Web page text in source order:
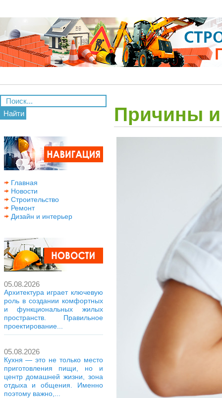
Найти
Главная
Новости
Строительство
Ремонт
Дизайн и интерьер
05.08.2026
Архитектура играет ключевую
роль в создании комфортных
и функциональных жилых
пространств. Правильное
проектирование...
05.08.2026
Кухня — это не только место
приготовления пищи, но и
центр домашней жизни, зона
отдыха и общения. Именно
поэтому важно,...
Причины и